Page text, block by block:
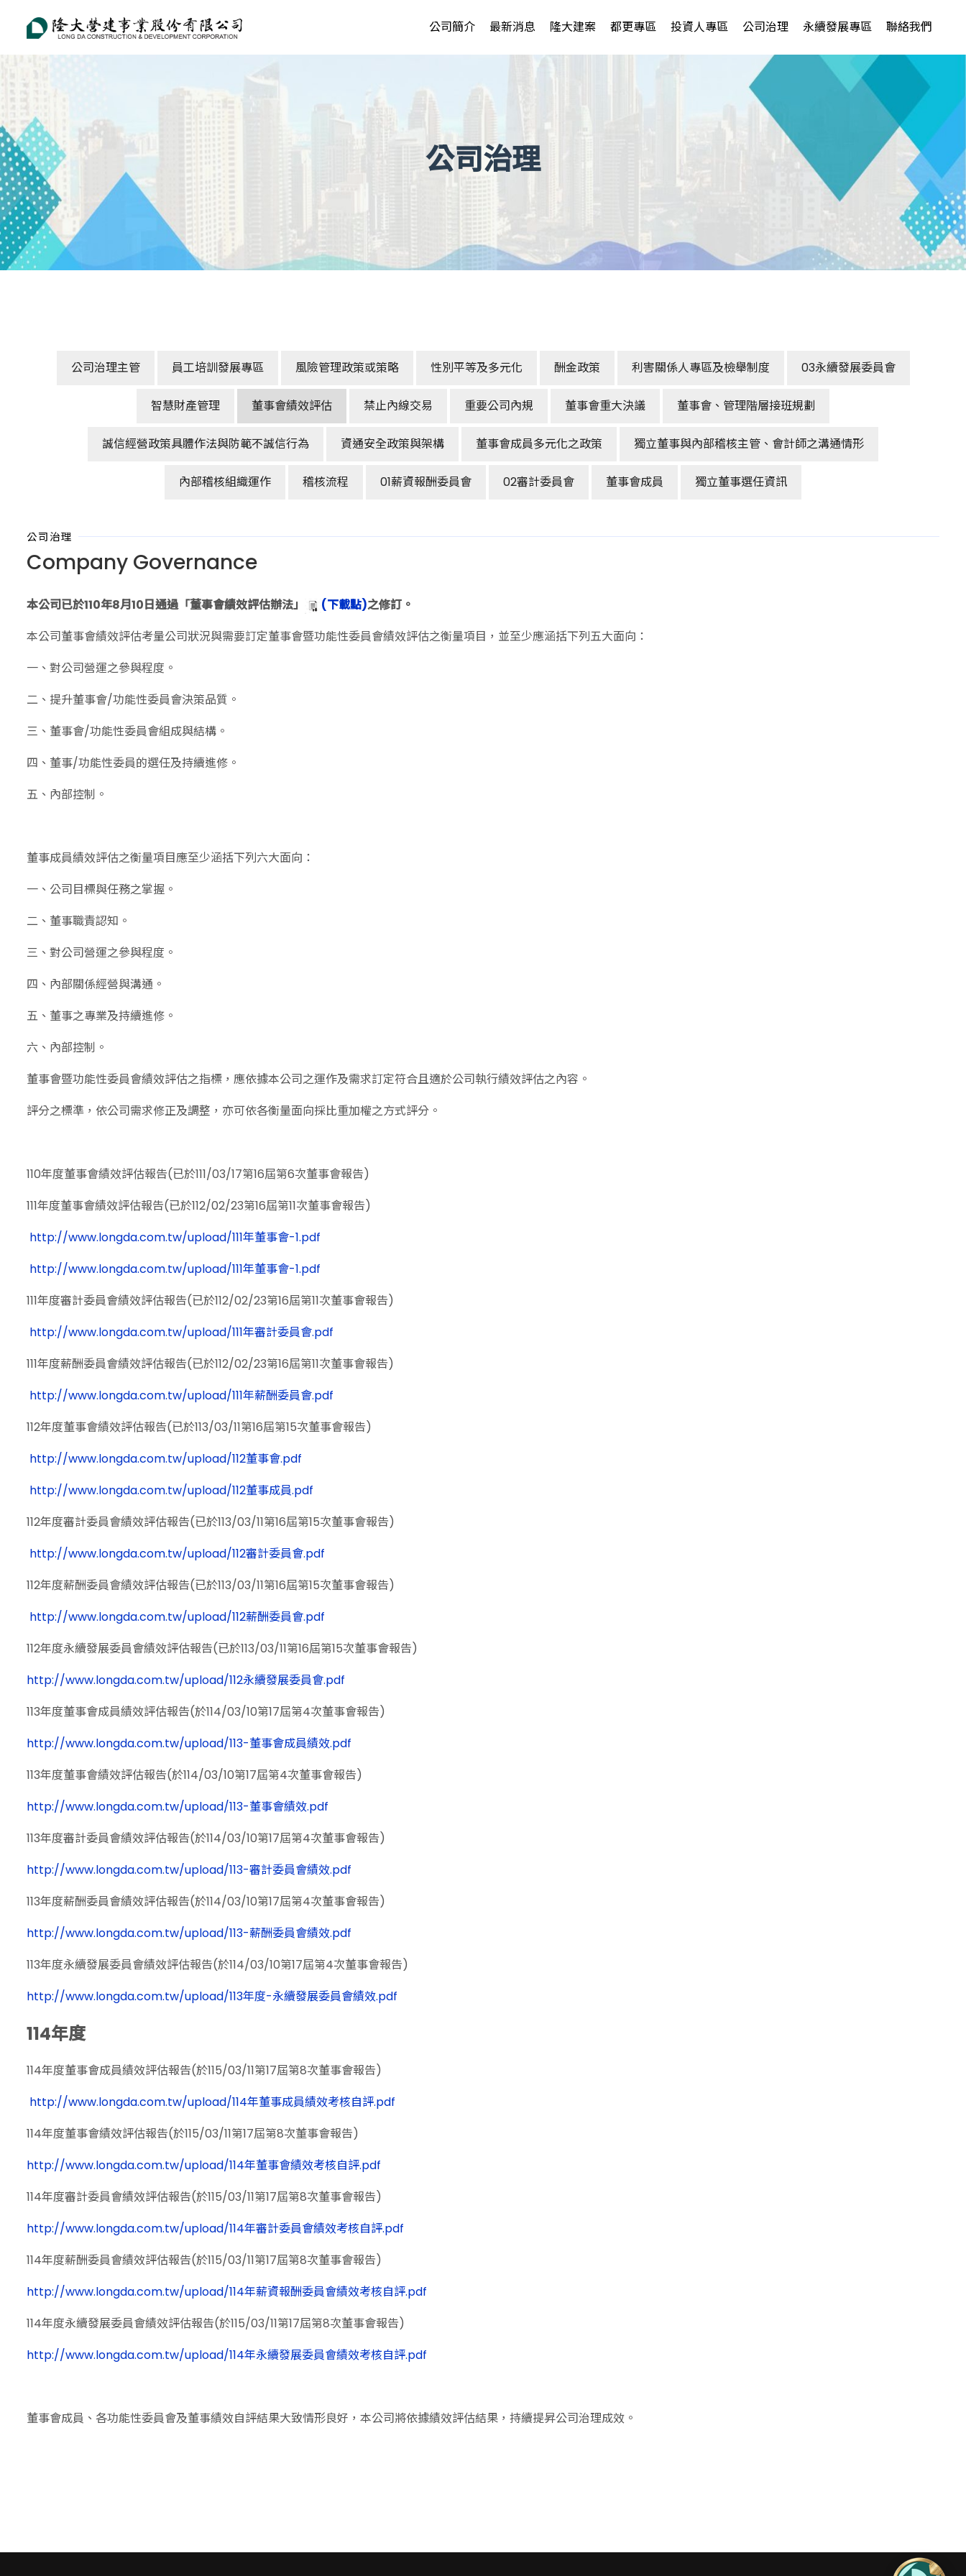
公司簡介 最新消息 隆大建案 都更專區 投資人專區 公司治理 永續發展專區 聯絡我們
公司治理
公司治理主管 員工培訓發展專區 風險管理政策或策略 性別平等及多元化 酬金政策 利害關係人專區及檢舉制度 03永續發展委員會
智慧財產管理 董事會績效評估 禁止內線交易 重要公司內規 董事會重大決議 董事會、管理階層接班規劃
誠信經營政策具體作法與防範不誠信行為 資通安全政策與架構 董事會成員多元化之政策 獨立董事與內部稽核主管、會計師之溝通情形
內部稽核組織運作 稽核流程 01薪資報酬委員會 02審計委員會 董事會成員 獨立董事選任資訊
公司治理
Company Governance
本公司已於110年8月10日通過「董事會績效評估辦法」 (下載點)之修訂。
本公司董事會績效評估考量公司狀況與需要訂定董事會暨功能性委員會績效評估之衡量項目，並至少應涵括下列五大面向：
一、對公司營運之參與程度。
二、提升董事會/功能性委員會決策品質。
三、董事會/功能性委員會組成與結構。
四、董事/功能性委員的選任及持續進修。
五、內部控制。
董事成員績效評估之衡量項目應至少涵括下列六大面向：
一、公司目標與任務之掌握。
二、董事職責認知。
三、對公司營運之參與程度。
四、內部關係經營與溝通。
五、董事之專業及持續進修。
六、內部控制。
董事會暨功能性委員會績效評估之指標，應依據本公司之運作及需求訂定符合且適於公司執行績效評估之內容。
評分之標準，依公司需求修正及調整，亦可依各衡量面向採比重加權之方式評分。
110年度董事會績效評估報告(已於111/03/17第16屆第6次董事會報告)
111年度董事會績效評估報告(已於112/02/23第16屆第11次董事會報告)
http://www.longda.com.tw/upload/111年董事會-1.pdf
http://www.longda.com.tw/upload/111年董事會-1.pdf
111年度審計委員會績效評估報告(已於112/02/23第16屆第11次董事會報告)
http://www.longda.com.tw/upload/111年審計委員會.pdf
111年度薪酬委員會績效評估報告(已於112/02/23第16屆第11次董事會報告)
http://www.longda.com.tw/upload/111年薪酬委員會.pdf
112年度董事會績效評估報告(已於113/03/11第16屆第15次董事會報告)
http://www.longda.com.tw/upload/112董事會.pdf
http://www.longda.com.tw/upload/112董事成員.pdf
112年度審計委員會績效評估報告(已於113/03/11第16屆第15次董事會報告)
http://www.longda.com.tw/upload/112審計委員會.pdf
112年度薪酬委員會績效評估報告(已於113/03/11第16屆第15次董事會報告)
http://www.longda.com.tw/upload/112薪酬委員會.pdf
112年度永續發展委員會績效評估報告(已於113/03/11第16屆第15次董事會報告)
http://www.longda.com.tw/upload/112永續發展委員會.pdf
113年度董事會成員績效評估報告(於114/03/10第17屆第4次董事會報告)
http://www.longda.com.tw/upload/113-董事會成員績效.pdf
113年度董事會績效評估報告(於114/03/10第17屆第4次董事會報告)
http://www.longda.com.tw/upload/113-董事會績效.pdf
113年度審計委員會績效評估報告(於114/03/10第17屆第4次董事會報告)
http://www.longda.com.tw/upload/113-審計委員會績效.pdf
113年度薪酬委員會績效評估報告(於114/03/10第17屆第4次董事會報告)
http://www.longda.com.tw/upload/113-薪酬委員會績效.pdf
113年度永續發展委員會績效評估報告(於114/03/10第17屆第4次董事會報告)
http://www.longda.com.tw/upload/113年度-永續發展委員會績效.pdf
114年度
114年度董事會成員績效評估報告(於115/03/11第17屆第8次董事會報告)
http://www.longda.com.tw/upload/114年董事成員績效考核自評.pdf
114年度董事會績效評估報告(於115/03/11第17屆第8次董事會報告)
http://www.longda.com.tw/upload/114年董事會績效考核自評.pdf
114年度審計委員會績效評估報告(於115/03/11第17屆第8次董事會報告)
http://www.longda.com.tw/upload/114年審計委員會績效考核自評.pdf
114年度薪酬委員會績效評估報告(於115/03/11第17屆第8次董事會報告)
http://www.longda.com.tw/upload/114年薪資報酬委員會績效考核自評.pdf
114年度永續發展委員會績效評估報告(於115/03/11第17屆第8次董事會報告)
http://www.longda.com.tw/upload/114年永續發展委員會績效考核自評.pdf
董事會成員、各功能性委員會及董事績效自評結果大致情形良好，本公司將依據績效評估結果，持續提昇公司治理成效。